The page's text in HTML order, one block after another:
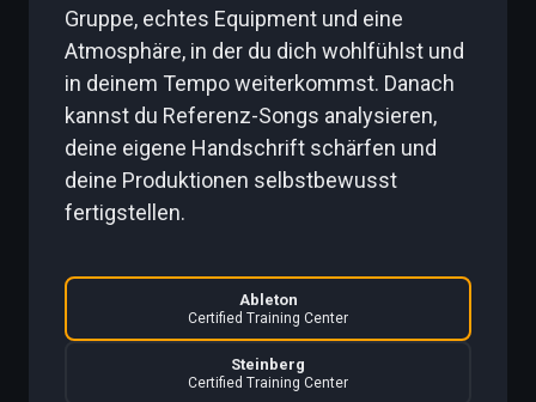
Gruppe, echtes Equipment und eine
Atmosphäre, in der du dich wohlfühlst und
in deinem Tempo weiterkommst. Danach
kannst du Referenz-Songs analysieren,
deine eigene Handschrift schärfen und
deine Produktionen selbstbewusst
fertigstellen.
Ableton
Certified Training Center
Steinberg
Certified Training Center